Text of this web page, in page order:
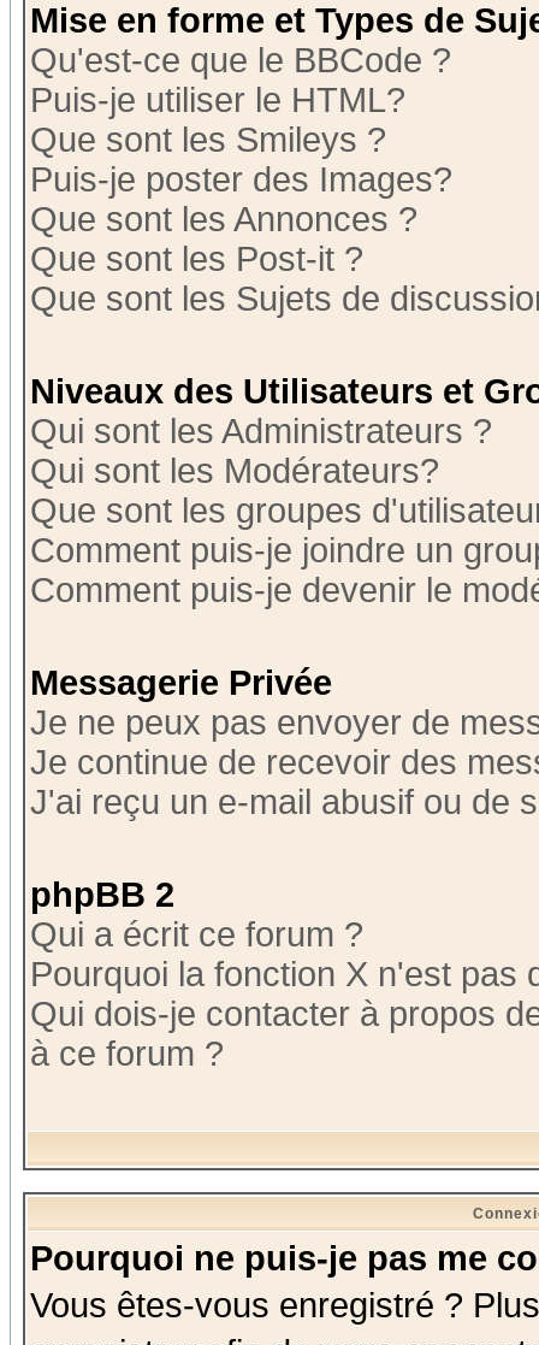
Mise en forme et Types de
Qu'est-ce que le BBCode ?
Puis-je utiliser le HTML?
Que sont les Smileys ?
Puis-je poster des Images?
Que sont les Annonces ?
Que sont les Post-it ?
Que sont les Sujets de
Niveaux des Utilisateurs et
Qui sont les Administrateurs ?
Qui sont les Modérateurs?
Que sont les groupes
Comment puis-je joindre un
Comment puis-je devenir le
Messagerie Privée
Je ne peux pas envoyer de
Je continue de recevoir des
J'ai reçu un e-mail abusif ou de
phpBB 2
Qui a écrit ce forum ?
Pourquoi la fonction X n'est pas
Qui dois-je contacter à propos
à ce forum ?
Pourquoi ne puis-je pas me
Vous êtes-vous enregistré ?